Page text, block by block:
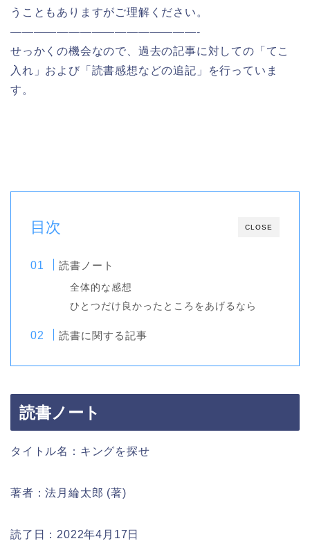
うこともありますがご理解ください。
————————————————-
せっかくの機会なので、過去の記事に対しての「てこ
入れ」および「読書感想などの追記」を行っていま
す。
CLOSE
目次
読書ノート
全体的な感想
ひとつだけ良かったところをあげるなら
読書に関する記事
読書ノート
タイトル名：キングを探せ
著者：法月綸太郎 (著)
読了日：2022年4月17日